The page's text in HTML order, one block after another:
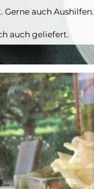
auch Aushilfen.
auch geliefert.